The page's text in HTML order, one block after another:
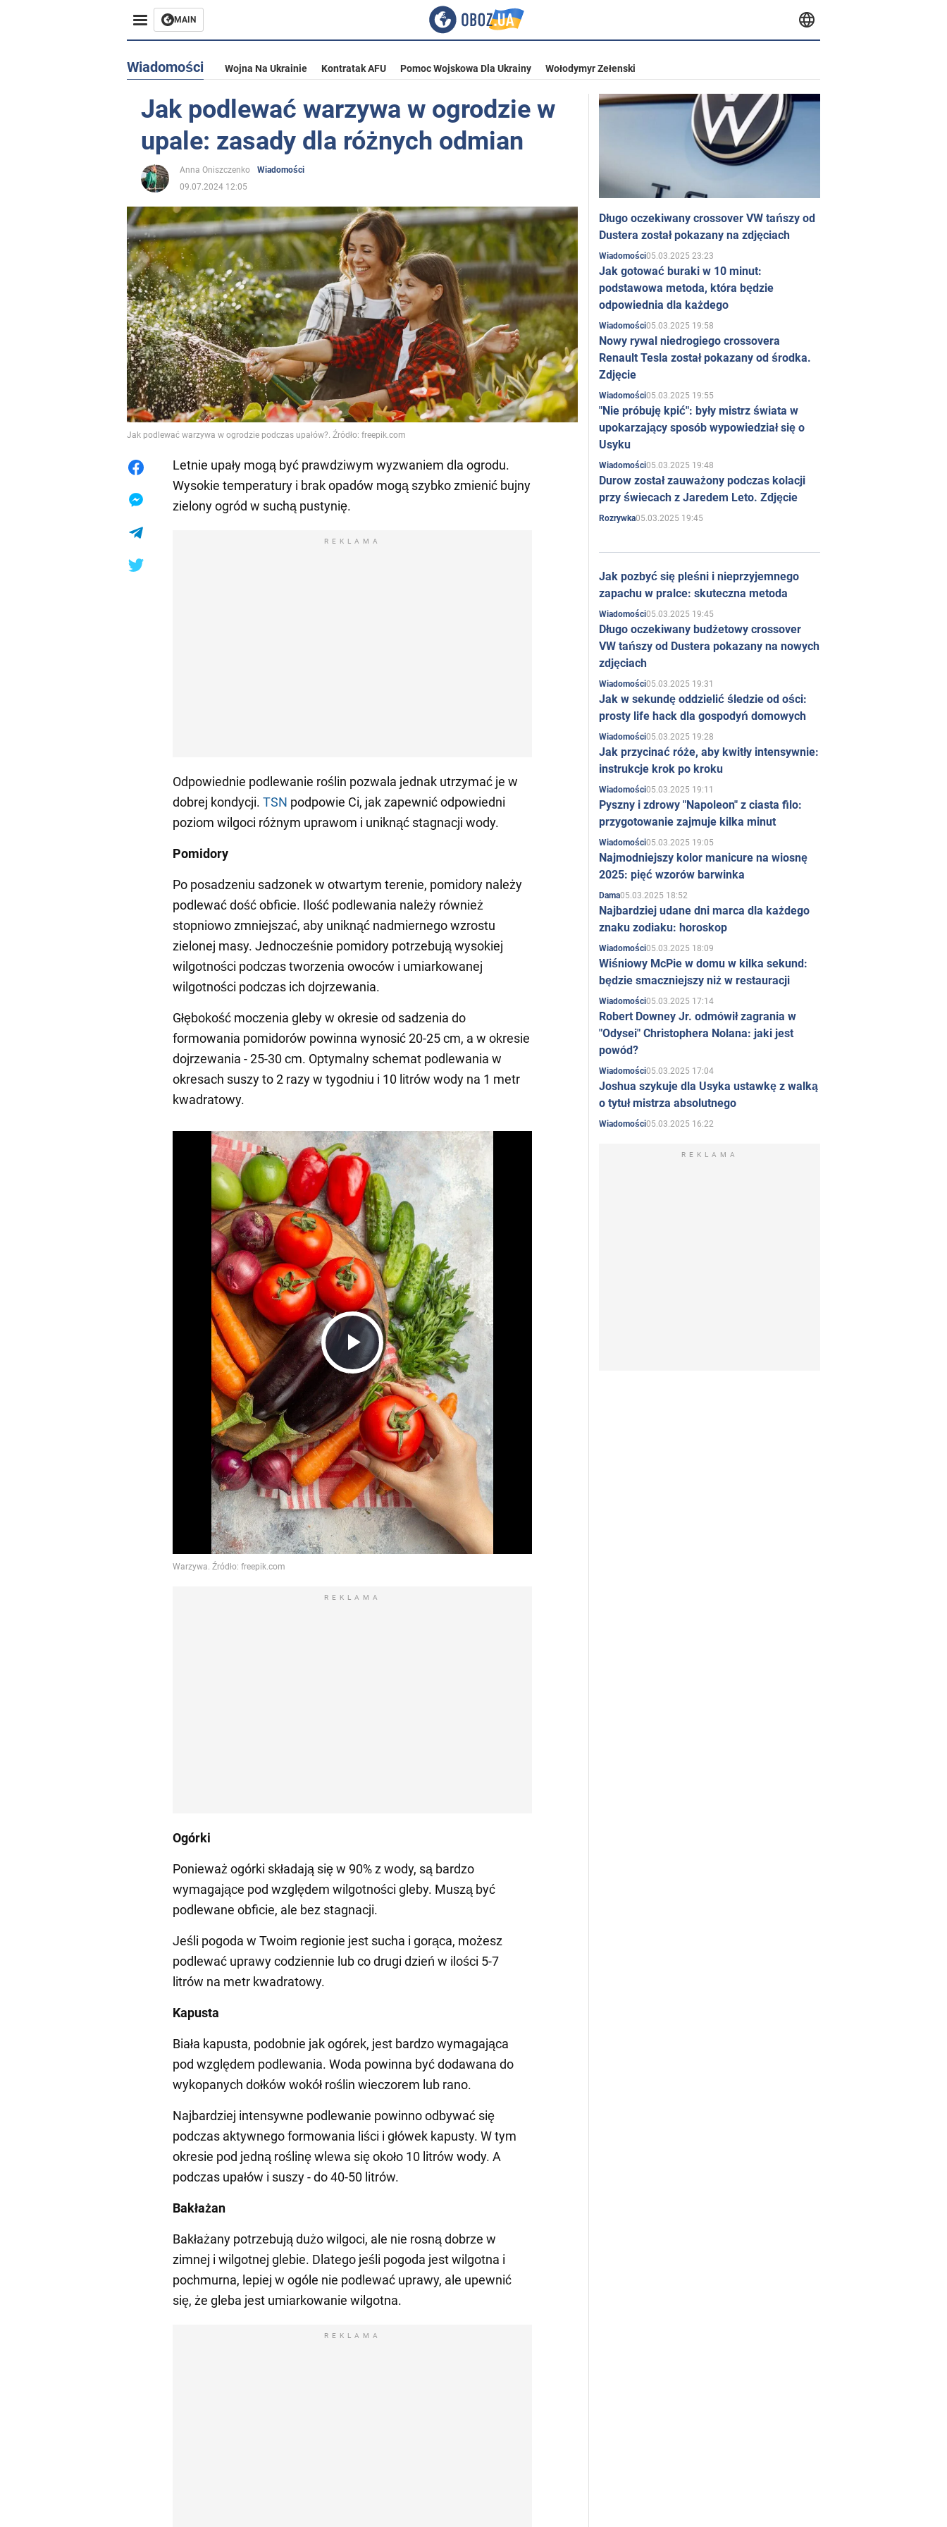
MAIN
Wiadomości Wojna Na Ukrainie Kontratak AFU Pomoc Wojskowa Dla Ukrainy Wołodymyr Zełenski
Jak podlewać warzywa w ogrodzie w
upale: zasady dla różnych odmian
Anna Oniszczenko
Wiadomości
09.07.2024 12:05
Jak podlewać warzywa w ogrodzie podczas upałów?. Źródło: freepik.com
Letnie upały mogą być prawdziwym wyzwaniem dla ogrodu.
Wysokie temperatury i brak opadów mogą szybko zmienić bujny
zielony ogród w suchą pustynię.
REKLAMA
Odpowiednie podlewanie roślin pozwala jednak utrzymać je w
dobrej kondycji. TSN podpowie Ci, jak zapewnić odpowiedni
poziom wilgoci różnym uprawom i uniknąć stagnacji wody.
Pomidory
Po posadzeniu sadzonek w otwartym terenie, pomidory należy
podlewać dość obficie. Ilość podlewania należy również
stopniowo zmniejszać, aby uniknąć nadmiernego wzrostu
zielonej masy. Jednocześnie pomidory potrzebują wysokiej
wilgotności podczas tworzenia owoców i umiarkowanej
wilgotności podczas ich dojrzewania.
Głębokość moczenia gleby w okresie od sadzenia do
formowania pomidorów powinna wynosić 20-25 cm, a w okresie
dojrzewania - 25-30 cm. Optymalny schemat podlewania w
okresach suszy to 2 razy w tygodniu i 10 litrów wody na 1 metr
kwadratowy.
Play
Video
REKLAMA
Ogórki
Ponieważ ogórki składają się w 90% z wody, są bardzo
wymagające pod względem wilgotności gleby. Muszą być
podlewane obficie, ale bez stagnacji.
Jeśli pogoda w Twoim regionie jest sucha i gorąca, możesz
podlewać uprawy codziennie lub co drugi dzień w ilości 5-7
litrów na metr kwadratowy.
Kapusta
Biała kapusta, podobnie jak ogórek, jest bardzo wymagająca
pod względem podlewania. Woda powinna być dodawana do
wykopanych dołków wokół roślin wieczorem lub rano.
Najbardziej intensywne podlewanie powinno odbywać się
podczas aktywnego formowania liści i główek kapusty. W tym
okresie pod jedną roślinę wlewa się około 10 litrów wody. A
podczas upałów i suszy - do 40-50 litrów.
Bakłażan
Bakłażany potrzebują dużo wilgoci, ale nie rosną dobrze w
zimnej i wilgotnej glebie. Dlatego jeśli pogoda jest wilgotna i
pochmurna, lepiej w ogóle nie podlewać uprawy, ale upewnić
się, że gleba jest umiarkowanie wilgotna.
REKLAMA
Długo oczekiwany crossover VW tańszy od
Dustera został pokazany na zdjęciach
Wiadomości05.03.2025 23:23
Jak gotować buraki w 10 minut:
podstawowa metoda, która będzie
odpowiednia dla każdego
Wiadomości05.03.2025 19:58
Nowy rywal niedrogiego crossovera
Renault Tesla został pokazany od środka.
Zdjęcie
Wiadomości05.03.2025 19:55
"Nie próbuję kpić": były mistrz świata w
upokarzający sposób wypowiedział się o
Usyku
Wiadomości05.03.2025 19:48
Durow został zauważony podczas kolacji
przy świecach z Jaredem Leto. Zdjęcie
Rozrywka05.03.2025 19:45
Jak pozbyć się pleśni i nieprzyjemnego
zapachu w pralce: skuteczna metoda
Wiadomości05.03.2025 19:45
Długo oczekiwany budżetowy crossover
VW tańszy od Dustera pokazany na nowych
zdjęciach
Wiadomości05.03.2025 19:31
Jak w sekundę oddzielić śledzie od ości:
prosty life hack dla gospodyń domowych
Wiadomości05.03.2025 19:28
Jak przycinać róże, aby kwitły intensywnie:
instrukcje krok po kroku
Wiadomości05.03.2025 19:11
Pyszny i zdrowy "Napoleon" z ciasta filo:
przygotowanie zajmuje kilka minut
Wiadomości05.03.2025 19:05
Najmodniejszy kolor manicure na wiosnę
2025: pięć wzorów barwinka
Dama05.03.2025 18:52
Najbardziej udane dni marca dla każdego
znaku zodiaku: horoskop
Wiadomości05.03.2025 18:09
Wiśniowy McPie w domu w kilka sekund:
będzie smaczniejszy niż w restauracji
Wiadomości05.03.2025 17:14
Robert Downey Jr. odmówił zagrania w
"Odysei" Christophera Nolana: jaki jest
powód?
Wiadomości05.03.2025 17:04
Joshua szykuje dla Usyka ustawkę z walką
o tytuł mistrza absolutnego
Wiadomości05.03.2025 16:22
REKLAMA